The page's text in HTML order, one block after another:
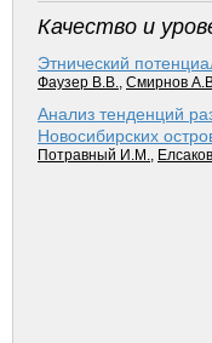
Качество и
Этнический
Фаузер В.В., Смирнов
Анализ тенденций
Новосибирских
Потравный И.М.,